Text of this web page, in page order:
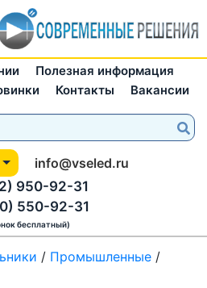
Полезная информация
Контакты Вакансии
info@vseled.ru
950-92-31
550-92-31
бесплатный)
/ Промышленные /